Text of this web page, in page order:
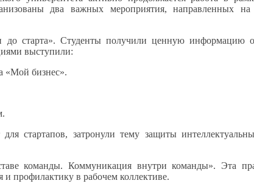
два важных мероприятия, направленных на
до старта». Студенты получили ценную информацию
выступили:
«Мой бизнес».
стартапов, затронули тему защиты
команды. Коммуникация внутри команды». Эта
и профилактику в рабочем коллективе.